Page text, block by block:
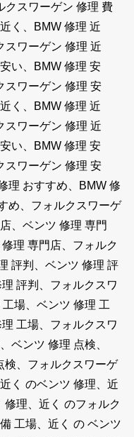
クスワーゲン 修理 費
く、BMW 修理 近
スワーゲン 修理 近
い、BMW 修理 安
スワーゲン 修理 安
く、BMW 修理 近
スワーゲン 修理 近
い、BMW 修理 安
スワーゲン 修理 安
理 おすすめ、BMW 修
め、フォルクスワーゲ
、ベンツ 修理 専門
理 専門店、フォルク
評判、ベンツ 修理 評
評判、フォルクスワ
場、ベンツ 修理 工
工場、フォルクスワ
ベンツ 修理 点検、
検、フォルクスワーゲ
く のベンツ 修理、近
修理、近く のフォルク
工場、近く の ベンツ